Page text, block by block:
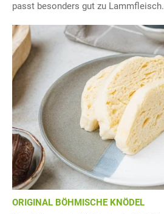
passt besonders gut zu Lammfleisch.
ORIGINAL BÖHMISCHE KNÖDEL